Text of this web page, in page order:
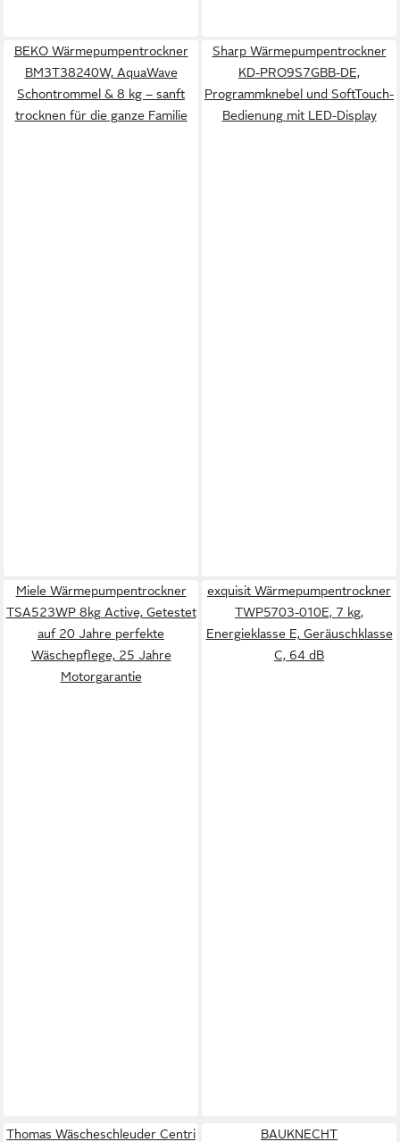
BEKO Wärmepumpentrockner
BM3T38240W, AquaWave
Schontrommel & 8 kg – sanft
trocknen für die ganze Familie
Sharp Wärmepumpentrockner
KD-PRO9S7GBB-DE,
Programmknebel und SoftTouch-
Bedienung mit LED-Display
Miele Wärmepumpentrockner
TSA523WP 8kg Active, Getestet
auf 20 Jahre perfekte
Wäschepflege, 25 Jahre
Motorgarantie
exquisit Wärmepumpentrockner
TWP5703-010E, 7 kg,
Energieklasse E, Geräuschklasse
C, 64 dB
Thomas Wäscheschleuder Centri
BAUKNECHT